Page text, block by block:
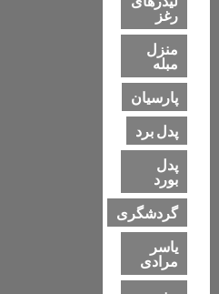
رغز
منزل
مبله
پارسیان
پدل برد
پدل
بورد
گردشگری
یاسر
مرادی